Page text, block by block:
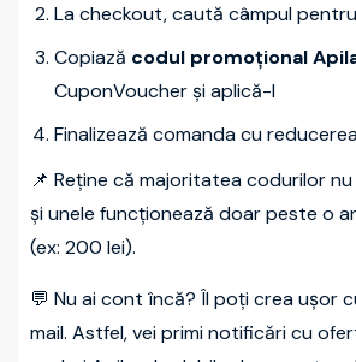
La checkout, caută câmpul
Copiază codul promoțional
CuponVoucher și aplică-l
Finalizează comanda cu
📌 Reține că majoritatea codurilor
și unele funcționează doar peste o
(ex: 200 lei).
💬 Nu ai cont încă? Îl poți crea ușor
mail. Astfel, vei primi notificări cu